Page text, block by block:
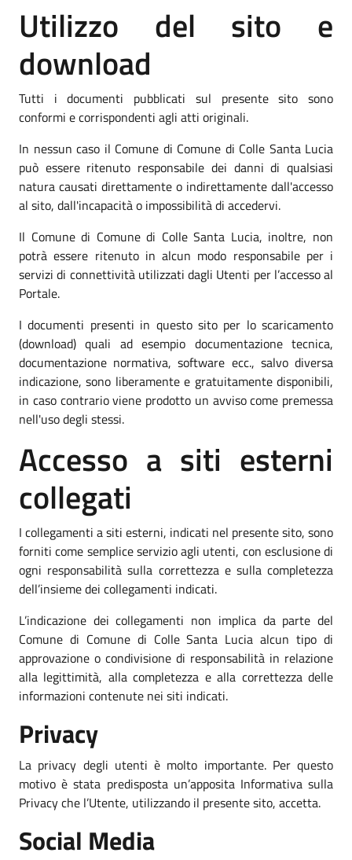
Utilizzo del sito e
download
Tutti i documenti pubblicati sul presente sito sono
conformi e corrispondenti agli atti originali.
In nessun caso il Comune di Comune di Colle Santa Lucia
può essere ritenuto responsabile dei danni di qualsiasi
natura causati direttamente o indirettamente dall'accesso
al sito, dall'incapacità o impossibilità di accedervi.
Il Comune di Comune di Colle Santa Lucia, inoltre, non
potrà essere ritenuto in alcun modo responsabile per i
servizi di connettività utilizzati dagli Utenti per l’accesso al
Portale.
I documenti presenti in questo sito per lo scaricamento
(download) quali ad esempio documentazione tecnica,
documentazione normativa, software ecc., salvo diversa
indicazione, sono liberamente e gratuitamente disponibili,
in caso contrario viene prodotto un avviso come premessa
nell'uso degli stessi.
Accesso a siti esterni
collegati
I collegamenti a siti esterni, indicati nel presente sito, sono
forniti come semplice servizio agli utenti, con esclusione di
ogni responsabilità sulla correttezza e sulla completezza
dell’insieme dei collegamenti indicati.
L’indicazione dei collegamenti non implica da parte del
Comune di Comune di Colle Santa Lucia alcun tipo di
approvazione o condivisione di responsabilità in relazione
alla legittimità, alla completezza e alla correttezza delle
informazioni contenute nei siti indicati.
Privacy
La privacy degli utenti è molto importante. Per questo
motivo è stata predisposta un’apposita Informativa sulla
Privacy che l’Utente, utilizzando il presente sito, accetta.
Social Media